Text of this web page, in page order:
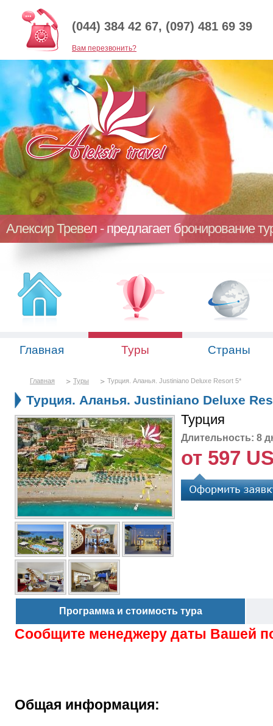
(044) 384 42 67, (097) 481 69 39
Baм перезвонить?
Алексир Тревел - предлагает бронирование
Главная Туры Страны
Главная Туры Турция. Аланья. Justiniano Deluxe Resort 5*
Турция. Аланья. Justiniano Deluxe
Турция
Длительность: 8
от 597
Программа и стоимость тура
Сообщите менеджеру даты Вашей
Общая информация: